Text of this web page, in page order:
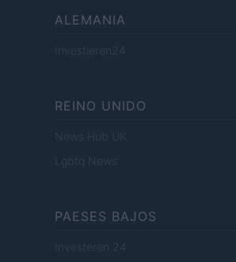
ALEMANIA
Investieren24
REINO UNIDO
News Hub UK
Lgbtq News
PAESES BAJOS
Investeren 24